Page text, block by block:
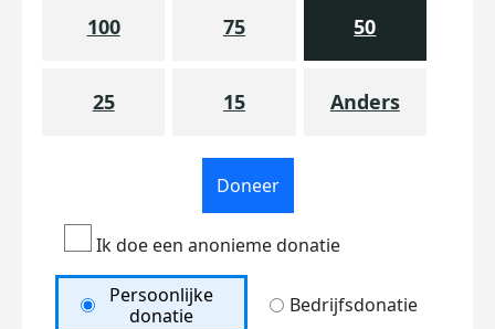
100 75 50
25 15 Anders
Doneer
Ik doe een anonieme donatie
Persoonlijke
donatie
Bedrijfsdonatie